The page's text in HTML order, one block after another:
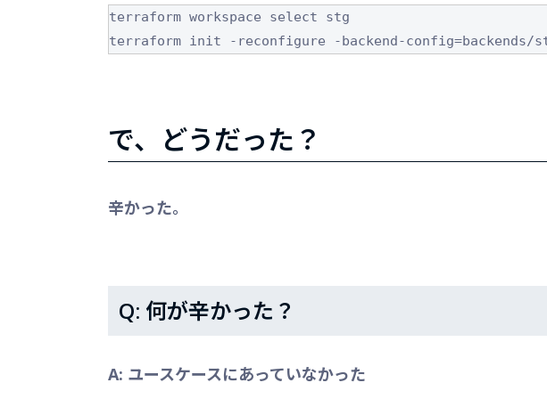
terraform workspace select stg
terraform init -reconfigure -backend-config=backends/
で、どうだった？
辛かった。
Q: 何が辛かった？
A: ユースケースにあっていなかった